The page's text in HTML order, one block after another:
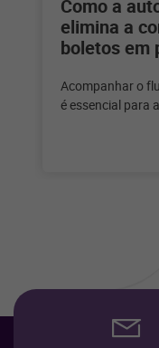
Como a
elimina a
boletos em
Acompanhar o
é essencial para